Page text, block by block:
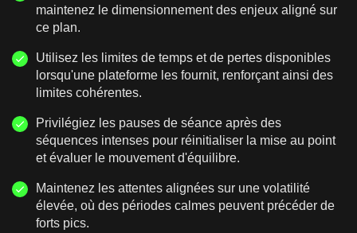
maintenez le dimensionnement des enjeux aligné sur
ce plan.
Utilisez les limites de temps et de pertes disponibles
lorsqu'une plateforme les fournit, renforçant ainsi des
limites cohérentes.
Privilégiez les pauses de séance après des
séquences intenses pour réinitialiser la mise au point
et évaluer le mouvement d'équilibre.
Maintenez les attentes alignées sur une volatilité
élevée, où des périodes calmes peuvent précéder de
forts pics.